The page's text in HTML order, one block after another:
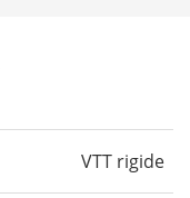
VTT rigide